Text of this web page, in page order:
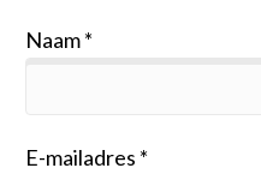
Naam
E-mailadres